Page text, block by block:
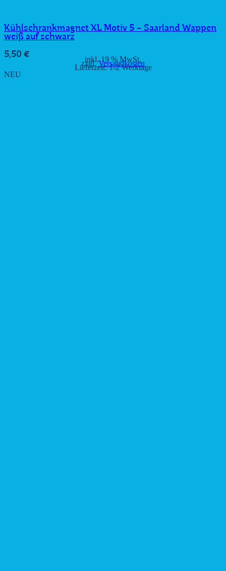
Kühlschrankmagnet XL Motiv 5 – Saarland Wappen
weiß auf schwarz
5,50 € inkl. 19 % MwSt.
zzgl.Versandkosten
Lieferzeit:1-2 Werktage
NEU